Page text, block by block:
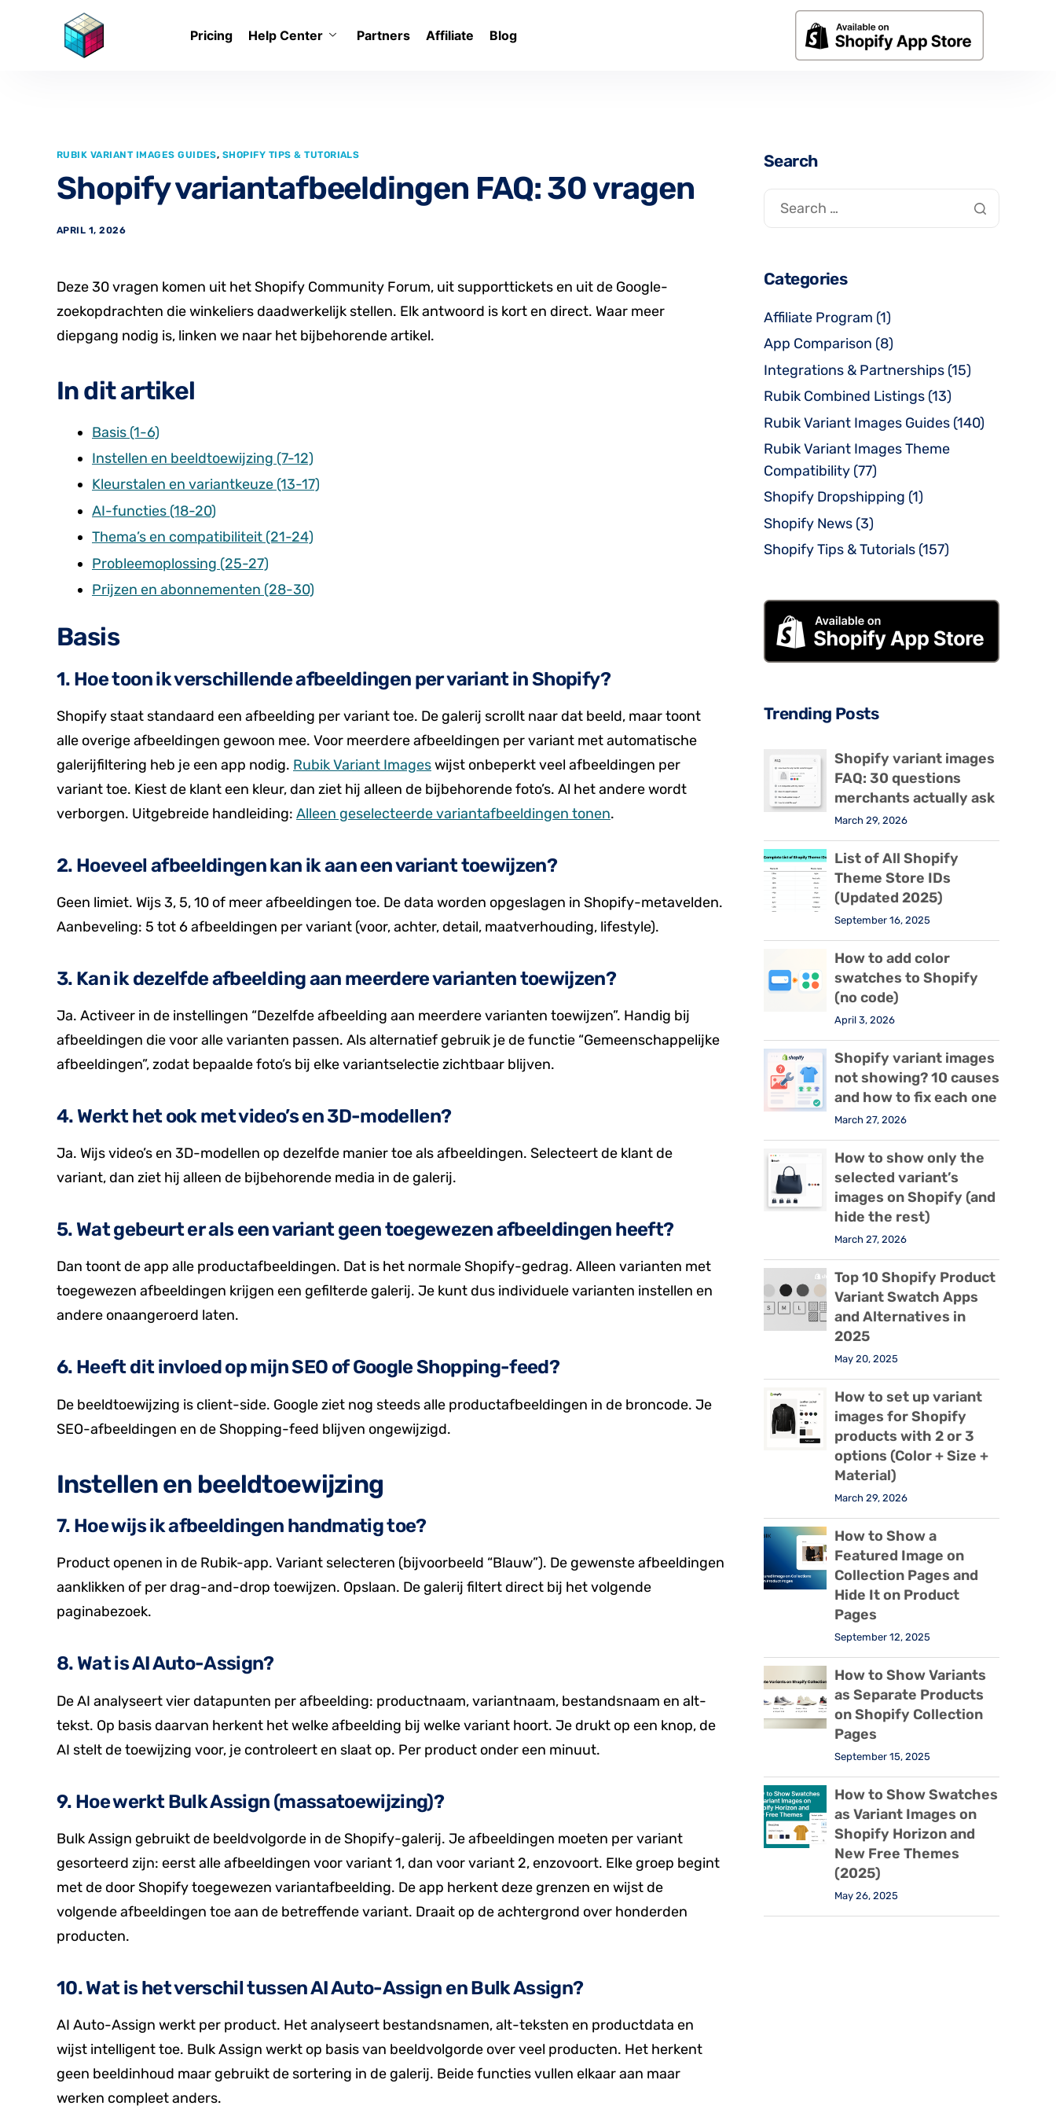
Pricing Help Center Partners Affiliate Blog
RUBIK VARIANT IMAGES GUIDES, SHOPIFY TIPS & TUTORIALS
Shopify variantafbeeldingen FAQ: 30 vragen
APRIL 1, 2026
Deze 30 vragen komen uit het Shopify Community Forum, uit supporttickets en uit de Google-
zoekopdrachten die winkeliers daadwerkelijk stellen. Elk antwoord is kort en direct. Waar meer
diepgang nodig is, linken we naar het bijbehorende artikel.
In dit artikel
Basis (1-6)
Instellen en beeldtoewijzing (7-12)
Kleurstalen en variantkeuze (13-17)
AI-functies (18-20)
Thema’s en compatibiliteit (21-24)
Probleemoplossing (25-27)
Prijzen en abonnementen (28-30)
Basis
1. Hoe toon ik verschillende afbeeldingen per variant in Shopify?
Shopify staat standaard een afbeelding per variant toe. De galerij scrollt naar dat beeld, maar toont
alle overige afbeeldingen gewoon mee. Voor meerdere afbeeldingen per variant met automatische
galerijfiltering heb je een app nodig. Rubik Variant Imageswijst onbeperkt veel afbeeldingen per
variant toe. Kiest de klant een kleur, dan ziet hij alleen de bijbehorende foto’s. Al het andere wordt
verborgen. Uitgebreide handleiding: Alleen geselecteerde variantafbeeldingen tonen.
2. Hoeveel afbeeldingen kan ik aan een variant toewijzen?
Geen limiet. Wijs 3, 5, 10 of meer afbeeldingen toe. De data worden opgeslagen in Shopify-metavelden.
Aanbeveling: 5 tot 6 afbeeldingen per variant (voor, achter, detail, maatverhouding, lifestyle).
3. Kan ik dezelfde afbeelding aan meerdere varianten toewijzen?
Ja. Activeer in de instellingen “Dezelfde afbeelding aan meerdere varianten toewijzen”. Handig bij
afbeeldingen die voor alle varianten passen. Als alternatief gebruik je de functie “Gemeenschappelijke
afbeeldingen”, zodat bepaalde foto’s bij elke variantselectie zichtbaar blijven.
4. Werkt het ook met video’s en 3D-modellen?
Ja. Wijs video’s en 3D-modellen op dezelfde manier toe als afbeeldingen. Selecteert de klant de
variant, dan ziet hij alleen de bijbehorende media in de galerij.
5. Wat gebeurt er als een variant geen toegewezen afbeeldingen heeft?
Dan toont de app alle productafbeeldingen. Dat is het normale Shopify-gedrag. Alleen varianten met
toegewezen afbeeldingen krijgen een gefilterde galerij. Je kunt dus individuele varianten instellen en
andere onaangeroerd laten.
6. Heeft dit invloed op mijn SEO of Google Shopping-feed?
De beeldtoewijzing is client-side. Google ziet nog steeds alle productafbeeldingen in de broncode. Je
SEO-afbeeldingen en de Shopping-feed blijven ongewijzigd.
Instellen en beeldtoewijzing
7. Hoe wijs ik afbeeldingen handmatig toe?
Product openen in de Rubik-app. Variant selecteren (bijvoorbeeld “Blauw”). De gewenste afbeeldingen
aanklikken of per drag-and-drop toewijzen. Opslaan. De galerij filtert direct bij het volgende
paginabezoek.
8. Wat is AI Auto-Assign?
De AI analyseert vier datapunten per afbeelding: productnaam, variantnaam, bestandsnaam en alt-
tekst. Op basis daarvan herkent het welke afbeelding bij welke variant hoort. Je drukt op een knop, de
AI stelt de toewijzing voor, je controleert en slaat op. Per product onder een minuut.
9. Hoe werkt Bulk Assign (massatoewijzing)?
Bulk Assign gebruikt de beeldvolgorde in de Shopify-galerij. Je afbeeldingen moeten per variant
gesorteerd zijn: eerst alle afbeeldingen voor variant 1, dan voor variant 2, enzovoort. Elke groep begint
met de door Shopify toegewezen variantafbeelding. De app herkent deze grenzen en wijst de
volgende afbeeldingen toe aan de betreffende variant. Draait op de achtergrond over honderden
producten.
10. Wat is het verschil tussen AI Auto-Assign en Bulk Assign?
AI Auto-Assign werkt per product. Het analyseert bestandsnamen, alt-teksten en productdata en
wijst intelligent toe. Bulk Assign werkt op basis van beeldvolgorde over veel producten. Het herkent
geen beeldinhoud maar gebruikt de sortering in de galerij. Beide functies vullen elkaar aan maar
werken compleet anders.
Search
Categories
Affiliate Program (1)
App Comparison (8)
Integrations & Partnerships (15)
Rubik Combined Listings (13)
Rubik Variant Images Guides (140)
Rubik Variant Images Theme
Compatibility (77)
Shopify Dropshipping (1)
Shopify News (3)
Shopify Tips & Tutorials (157)
Trending Posts
Shopify variant images
FAQ: 30 questions
merchants actually ask
March 29, 2026
List of All Shopify
Theme Store IDs
(Updated 2025)
September 16, 2025
How to add color
swatches to Shopify
(no code)
April 3, 2026
Shopify variant images
not showing? 10 causes
and how to fix each one
March 27, 2026
How to show only the
selected variant’s
images on Shopify (and
hide the rest)
March 27, 2026
Top 10 Shopify Product
Variant Swatch Apps
and Alternatives in
2025
May 20, 2025
How to set up variant
images for Shopify
products with 2 or 3
options (Color + Size +
Material)
March 29, 2026
How to Show a
Featured Image on
Collection Pages and
Hide It on Product
Pages
September 12, 2025
How to Show Variants
as Separate Products
on Shopify Collection
Pages
September 15, 2025
How to Show Swatches
as Variant Images on
Shopify Horizon and
New Free Themes
(2025)
May 26, 2025